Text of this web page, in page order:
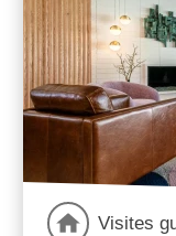
Visites